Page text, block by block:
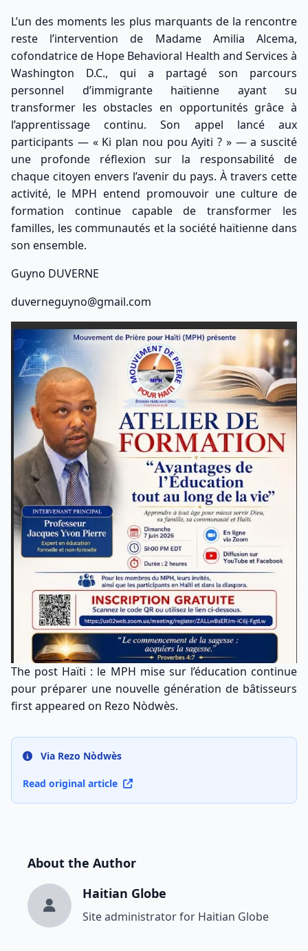
L’un des moments les plus marquants de la rencontre
reste l’intervention de Madame Amilia Alcema,
cofondatrice de Hope Behavioral Health and Services à
Washington D.C., qui a partagé son parcours
personnel d’immigrante haïtienne ayant su
transformer les obstacles en opportunités grâce à
l’apprentissage continu. Son appel lancé aux
participants — « Ki plan nou pou Ayiti ? » — a suscité
une profonde réflexion sur la responsabilité de
chaque citoyen envers l’avenir du pays. À travers cette
activité, le MPH entend promouvoir une culture de
formation continue capable de transformer les
familles, les communautés et la société haïtienne dans
son ensemble.
Guyno DUVERNE
duverneguyno@gmail.com
The post Haïti : le MPH mise sur l’éducation continue
pour préparer une nouvelle génération de bâtisseurs
first appeared on Rezo Nòdwès.
Via Rezo Nòdwès
Read original article
About the Author
Haitian Globe
Site administrator for Haitian Globe